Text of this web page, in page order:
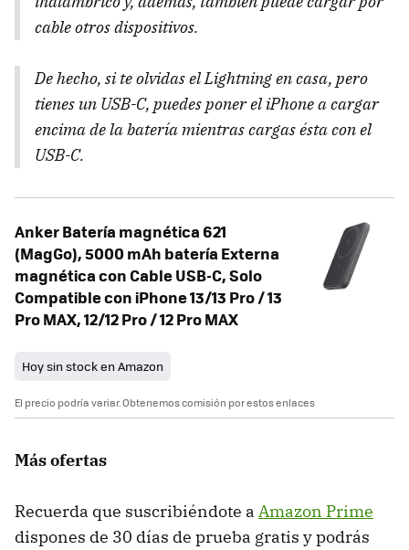
cable otros dispositivos.
De hecho, si te olvidas el Lightning en casa, pero
tienes un USB-C, puedes poner el iPhone a cargar
encima de la batería mientras cargas ésta con el
USB-C.
Anker Batería magnética 621
(MagGo), 5000 mAh batería Externa
magnética con Cable USB-C, Solo
Compatible con iPhone 13/13 Pro / 13
Pro MAX, 12/12 Pro / 12 Pro MAX
Hoy sin stock en Amazon
El precio podría variar. Obtenemos comisión por estos enlaces
Más ofertas
Recuerda que suscribiéndote a Amazon Prime
dispones de 30 días de prueba gratis y podrás